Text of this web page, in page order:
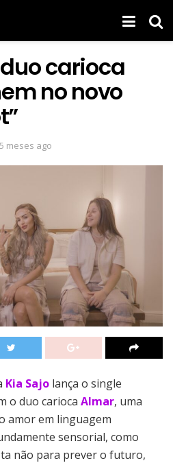
carioca
no novo
5 meses ago
Kia Sajo lança o single
o duo carioca Almar, uma
amor em linguagem
sensorial, como
não para prever o futuro,